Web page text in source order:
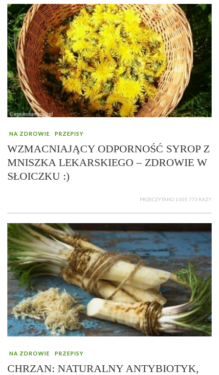
NA ZDROWIE PRZEPISY
WZMACNIAJĄCY ODPORNOŚĆ SYROP Z
MNISZKA LEKARSKIEGO – ZDROWIE W
SŁOICZKU :)
PRZECZYTANO 1 005 773 RAZY
NA ZDROWIE PRZEPISY
CHRZAN: NATURALNY ANTYBIOTYK,